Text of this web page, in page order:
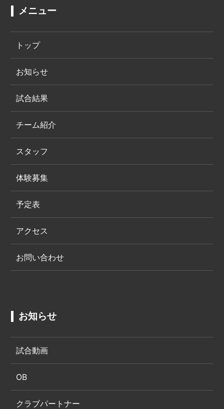
メニュー
トップ
お知らせ
試合結果
チーム紹介
スタッフ
体験募集
予定表
アクセス
お問い合わせ
お知らせ
試合動画
OB
クラブパートナー